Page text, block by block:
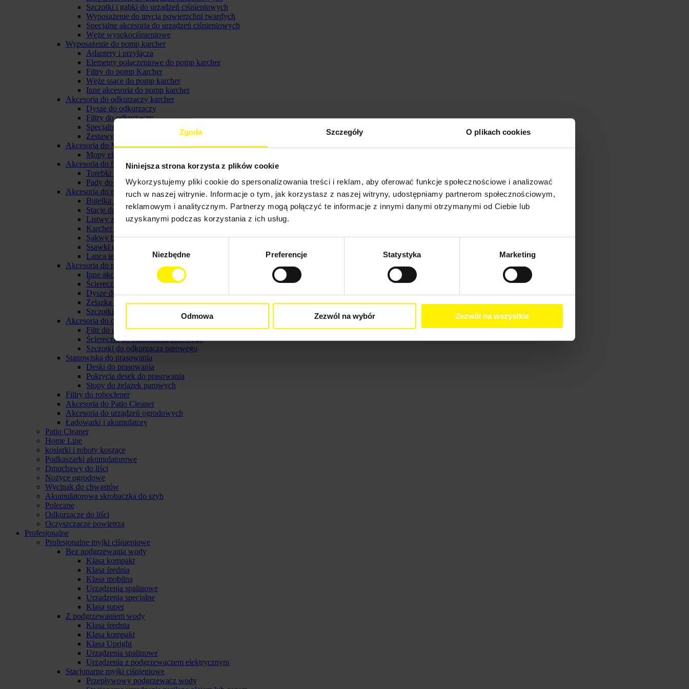
Zgoda Szczegóły O plikach cookies
Niniejsza strona korzysta z plików cookie
Wykorzystujemy pliki cookie do spersonalizowania treści i reklam, aby oferować funkcje społecznościowe i analizować
ruch w naszej witrynie. Informacje o tym, jak korzystasz z naszej witryny, udostępniamy partnerom społecznościowym,
reklamowym i analitycznym. Partnerzy mogą połączyć te informacje z innymi danymi otrzymanymi od Ciebie lub
uzyskanymi podczas korzystania z ich usług.
Wybór
zgody
Niezbędne Preferencje Statystyka Marketing
Odmowa Zezwól na wybór Zezwól na wszystkie
Szczotki i gąbki do urządzeń ciśnieniowych
Wyposażenie do mycia powierzchni twardych
Specjalne akcesoria do urządzeń ciśnieniowych
Węże wysokociśnieniowe
Wyposażenie do pomp karcher
Adaptery i przyłącza
Elementy połączeniowe do pomp karcher
Filtry do pomp Karcher
Węże ssące do pomp karcher
Inne akcesoria do pomp karcher
Akcesoria do odkurzaczy karcher
Dysze do odkurzaczy
Filtry do odkurzaczy
Specjalne akcesoria do odkurzaczy
Zestawy do odkurzaczy
Akcesoria do Mopów elektrycznych
Mopy elektryczne
Akcesoria do froterek
Torebki filtracyjne do froterki
Pady do froterki karcher
Akcesoria do myjki do okien karcher
Butelka ze spryskiwaczem karcher
Stacje do ładowania i baterie do myjek okiennych
Listwy zbierające do ssawki
Karcher pady z mikrofibry
Sakwy biodrowe
Ssawki do myjek karcher
Lanca teleskopowa do myjki
Akcesoria do parownicy karcher
Inne akcerosia do parownicy karcher
Ściereczki do parownic
Dysze do parownic
Żelazka parowe karcher
Szczotki do parownicy karcher
Akcesoria do odkurzaczy parowych
Filtr do odkurzacza parowego
Ściereczki do odkurzacza parowego
Szczotki do odkurzacza parowego
Stanowiska do prasowania
Deski do prasowania
Pokrycia desek do prasowania
Stopy do żelazek parowych
Filtry do roboclener
Akcesoria do Patio Cleaner
Akcesoria do urządzeń ogrodowych
Ładowarki i akumulatory
Patio Cleaner
Home Line
kosiarki i roboty koszące
Podkaszarki akumulatorowe
Dmuchawy do liści
Nożyce ogrodowe
Wycinak do chwastów
Akumulatorowa skrobaczka do szyb
Polecane
Odkurzacze do liści
Oczyszczacze powietrza
Profesjonalne
Profesjonalne myjki ciśnieniowe
Bez podgrzewania wody
Klasa kompakt
Klasa średnia
Klasa mobilna
Urządzenia spalinowe
Urzadzenia specjalne
Klasa super
Z podgrzewaniem wody
Klasa średnia
Klasa kompakt
Klasa Upright
Urządzenia spalinowe
Urządzenia z podgrzewaczem elektrycznym
Stacjonarne myjki ciśnieniowe
Przepływowy podgrzewacz wody